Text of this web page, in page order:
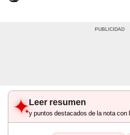
Leer resumen
y puntos destacados de la nota con